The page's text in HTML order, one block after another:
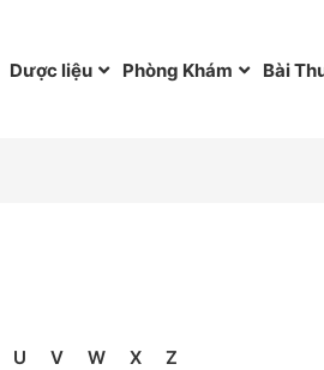
Dược liệu Phòng Khám Bài
U V W X Z